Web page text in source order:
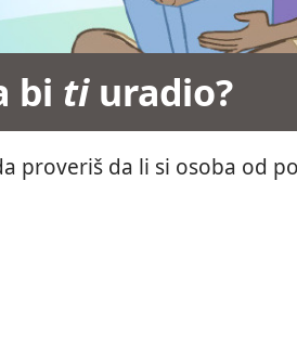
bi ti uradio?
proveriš da li si osoba od